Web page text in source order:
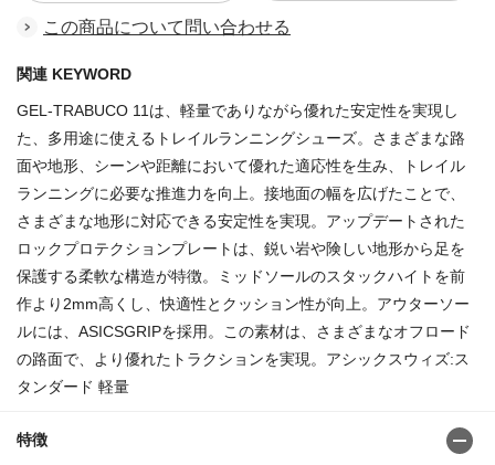
この商品について問い合わせる
関連 KEYWORD
GEL-TRABUCO 11は、軽量でありながら優れた安定性を実現し
た、多用途に使えるトレイルランニングシューズ。さまざまな路
面や地形、シーンや距離において優れた適応性を生み、トレイル
ランニングに必要な推進力を向上。接地面の幅を広げたことで、
さまざまな地形に対応できる安定性を実現。アップデートされた
ロックプロテクションプレートは、鋭い岩や険しい地形から足を
保護する柔軟な構造が特徴。ミッドソールのスタックハイトを前
作より2mm高くし、快適性とクッション性が向上。アウターソー
ルには、ASICSGRIPを採用。この素材は、さまざまなオフロード
の路面で、より優れたトラクションを実現。アシックスウィズ:ス
タンダード 軽量
特徴